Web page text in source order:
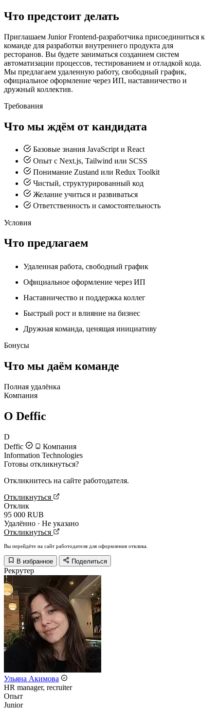
Что предстоит делать
Приглашаем Junior Frontend-разработчика присоединиться к
команде для разработки внутреннего продукта для
ресторанов. Вы будете заниматься созданием систем
автоматизации процессов, тестированием и отладкой кода.
Мы предлагаем удаленную работу, свободный график,
официальное оформление через ИП, наставничество и
дружный коллектив.
Требования
Что мы ждём от кандидата
Базовые знания JavaScript и React
Опыт с Next.js, Tailwind или SCSS
Понимание Zustand или Redux Toolkit
Чистый, структурированный код
Желание учиться и развиваться
Ответственность и самостоятельность
Условия
Что предлагаем
Удаленная работа, свободный график
Официальное оформление через ИП
Наставничество и поддержка коллег
Быстрый рост и влияние на бизнес
Дружная команда, ценящая инициативу
Бонусы
Что мы даём команде
Полная удалёнка
Компания
О Deffic
D
Deffic
Компания
Information Technologies
Готовы откликнуться?
Откликнитесь на сайте работодателя.
Откликнуться
Отклик
95 000 RUB
Удалённо · Не указано
Откликнуться
Вы перейдёте на сайт работодателя для оформления отклика.
В избранное Поделиться
Рекрутер
Ульяна Акимова
HR manager, recruiter
Опыт
Junior